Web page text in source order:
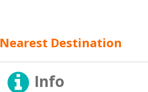
Nearest Destination
Info